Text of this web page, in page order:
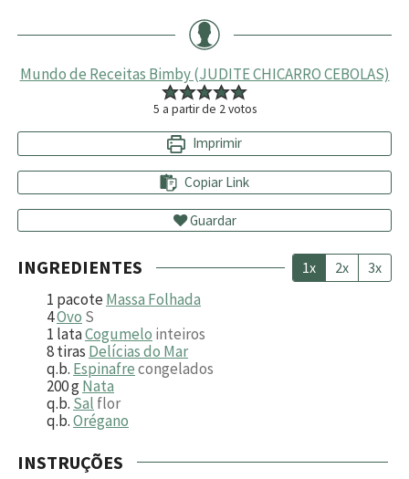
Mundo de Receitas Bimby (JUDITE CHICARRO CEBOLAS)
5 a partir de 2votos
Imprimir
Copiar Link
Guardar
INGREDIENTES 1x 2x 3x
1 pacoteMassa Folhada
4Ovo S
1 lataCogumelo inteiros
8tiras Delícias do Mar
q.b. Espinafrecongelados
200gNata
q.b. Sal flor
q.b.Orégano
INSTRUÇÕES